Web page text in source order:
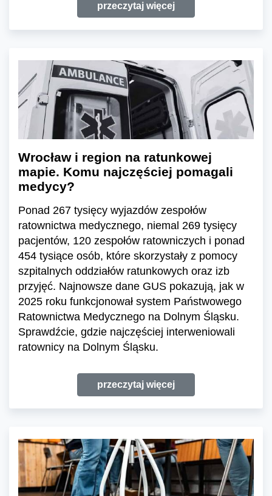
przeczytaj więcej
Wrocław i region na ratunkowej
mapie. Komu najczęściej pomagali
medycy?
Ponad 267 tysięcy wyjazdów zespołów
ratownictwa medycznego, niemal 269 tysięcy
pacjentów, 120 zespołów ratowniczych i ponad
454 tysiące osób, które skorzystały z pomocy
szpitalnych oddziałów ratunkowych oraz izb
przyjęć. Najnowsze dane GUS pokazują, jak w
2025 roku funkcjonował system Państwowego
Ratownictwa Medycznego na Dolnym Śląsku.
Sprawdźcie, gdzie najczęściej interweniowali
ratownicy na Dolnym Śląsku.
przeczytaj więcej